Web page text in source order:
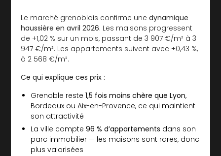
Le marché grenoblois confirme unedynamique
haussière en avril 2026. Les maisons progressent
de +1,02 % sur un mois, passant de 3 907 €/m² à 3
947 €/m². Les appartements suivent avec +0,43 %,
à 2 568 €/m².
Ce qui explique ces prix :
Grenoble reste1,5 fois moins chère que Lyon,
Bordeaux ou Aix-en-Provence, ce qui maintient
son attractivité
La ville compte96 % d’appartements dans son
parc immobilier — les maisons sont rares, donc
plus valorisées